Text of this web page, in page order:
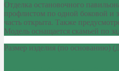
Отделка остановочного
профлистом по одной боковой и
часть открыта. Также
Модель оснащается скамьей по
Размер изделия (по основанию)